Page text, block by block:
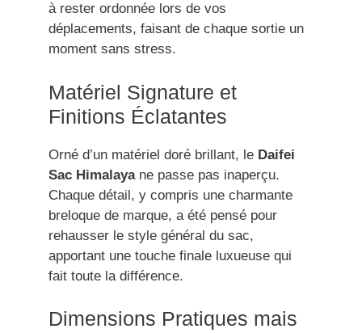
à rester ordonnée lors de vos
déplacements, faisant de chaque sortie un
moment sans stress.
Matériel Signature et
Finitions Éclatantes
Orné d’un matériel doré brillant, le Daifei
Sac Himalayane passe pas inaperçu.
Chaque détail, y compris une charmante
breloque de marque, a été pensé pour
rehausser le style général du sac,
apportant une touche finale luxueuse qui
fait toute la différence.
Dimensions Pratiques mais